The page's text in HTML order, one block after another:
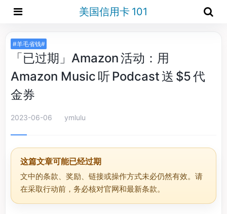
美国信用卡 101
#羊毛省钱#
「已过期」Amazon 活动：用
Amazon Music 听 Podcast 送 $5 代
金券
2023-06-06 ymlulu
这篇文章可能已经过期
文中的条款、奖励、链接或操作方式未必仍然有效。请
在采取行动前，务必核对官网和最新条款。